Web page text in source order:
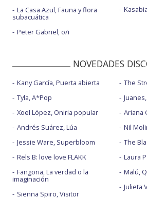
La Casa Azul, Fauna y flora
subacuática
Peter Gabriel, o/i
NOVEDADES
Kany García, Puerta abierta
Tyla, A*Pop
Xoel López, Oniria popular
Andrés Suárez, Lúa
Jessie Ware, Superbloom
Rels B: love love FLAKK
Fangoria, La verdad o la
imaginación
Sienna Spiro, Visitor
The
Ariana
Nil
The
Laura
Malú,
Julieta